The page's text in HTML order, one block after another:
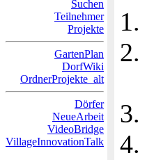
Suchen
Teilnehmer
Projekte
GartenPlan
DorfWiki
OrdnerProjekte_alt
Dörfer
NeueArbeit
VideoBridge
VillageInnovationTalk